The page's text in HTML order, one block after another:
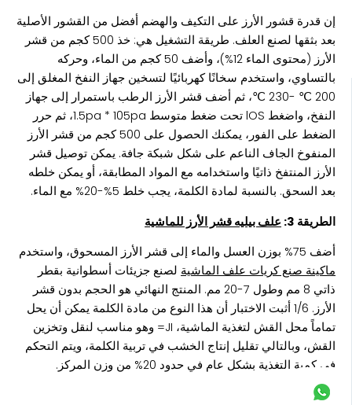
إن قدرة قشور الأرز على التكيف والهضم أفضل من القشور الأصلية
بعد بثقها لصنع العلف. طريقة التشغيل هي: خذ 500 كجم من قشر
الأرز (محتوى الماء 12%)، وأضف 50 كجم من الماء، وحركه
بالتساوي، واستخدم سخانًا كهربائيًا لتسخين جهاز النفخ المغلق إلى
200 ℃ -230 ℃، ثم أضف قشر الأرز الرطب باستمرار إلى جهاز
النفخ، واضغط lOS تحت ضغط متوسط 1.5pa * 105pa، ثم حرر
الضغط على الفور، يمكنك الحصول على 500 كجم من قشر الأرز
المنفوخ الجاف الناعم على شكل شبكة جافة. يمكن توصيل قشر
الأرز المنتفخ ذاتيًا واستخدامه مع المواد المطابقة، أو يمكن خلطه
بعد السحق. بالنسبة لمادة الكلمة، يجب خلط 5%-20% مع الماء.
الطريقة 3:
علف بيليه قشر الأرز للماشية
أضف 75% بوزن العسل والماء إلى قشر الأرز المسحوق، واستخدم
ماكينة صنع كريات علف الماشية لصنع جزيئات أسطوانية بقطر
ذاتي 8 مم وطول 7-20 مم. المنتج النهائي هو الحجم بدون قشر
الأرز. 1/6 أثبت الاختبار أن هذا النوع من مادة الكلمة يمكن أن يحل
تماماً محل القش لتغذية الماشية، JI= وهو مناسب لنقل وتخزين
القش، وبالتالي تقليل إنتاج الخشب في تربية الكلمة، ويتم التحكم
في كمية التغذية بشكل عام في حدود 20% من وزن المركز.